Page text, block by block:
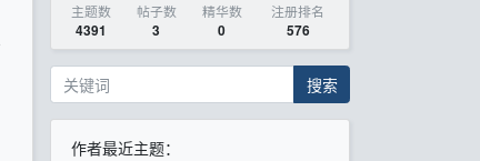
主题数
4391
帖子数
3
精华数
0
注册排名
576
搜索
作者最近主题：